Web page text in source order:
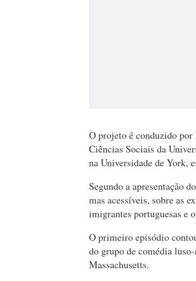
O projeto é conduzido
Ciências Sociais da
na Universidade de York,
Segundo a apresentação
mas acessíveis, sobre as
imigrantes portuguesas e
O primeiro episódio
do grupo de comédia
Massachusetts.